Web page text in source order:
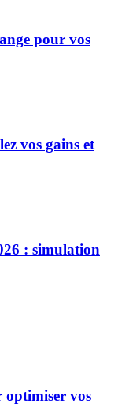
pour vos
vos gains et
: simulation
vos